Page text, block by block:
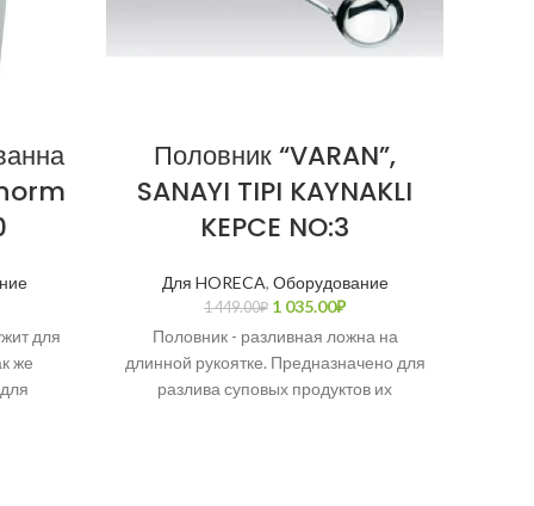
для
же
Половник “VARAN”,
SANAYI TIPI KAYNAKLI
KEPCE NO:3
Для HORECA, Оборудование
1 449.00₽ 1 035.00₽
Половник - разливная ложна на
длинной рукоятке. Предназначено для
разлива суповых продуктов их